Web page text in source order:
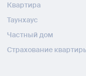
Квартира
Таунхаус
Частный дом
Страхование